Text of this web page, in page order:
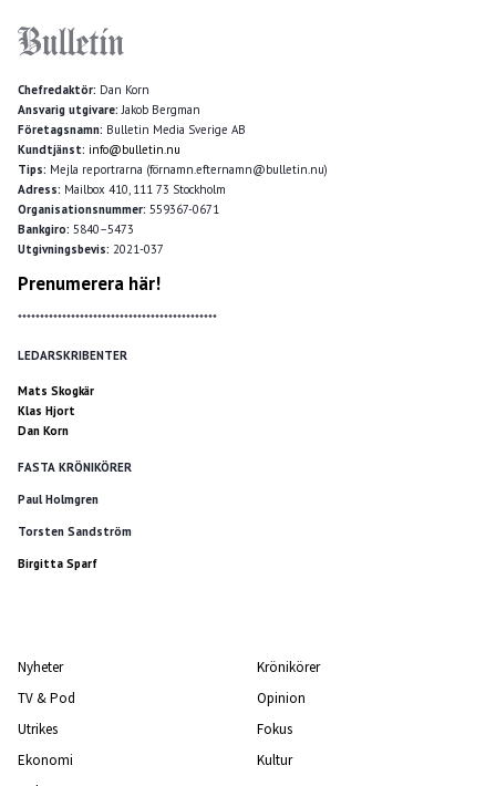
Chefredaktör: Dan Korn
Ansvarig utgivare: Jakob Bergman
Företagsnamn: Bulletin Media Sverige AB
Kundtjänst: info@bulletin.nu
Tips: Mejla reportrarna (förnamn.efternamn@bulletin.nu)
Adress: Mailbox 410, 111 73 Stockholm
Organisationsnummer: 559367-0671
Bankgiro: 5840–5473
Utgivningsbevis: 2021-037
Prenumerera här!
*********************************************
LEDARSKRIBENTER
Mats Skogkär
Klas Hjort
Dan Korn
FASTA KRÖNIKÖRER
Paul Holmgren
Torsten Sandström
Birgitta Sparf
Nyheter
TV & Pod
Utrikes
Ekonomi
Krönikörer
Opinion
Fokus
Kultur